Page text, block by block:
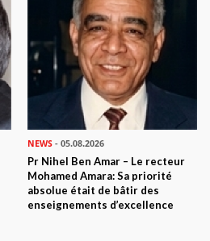
NEWS - 05.08.2026
Pr Nihel Ben Amar – Le recteur
Mohamed Amara: Sa priorité
absolue était de bâtir des
enseignements d’excellence